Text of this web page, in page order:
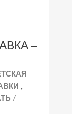
–
,
/